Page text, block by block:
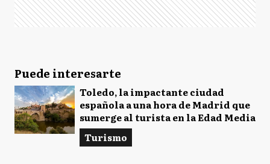
Puede interesarte
Toledo, la impactante ciudad
española a una hora de Madrid que
sumerge al turista en la Edad Media
Turismo